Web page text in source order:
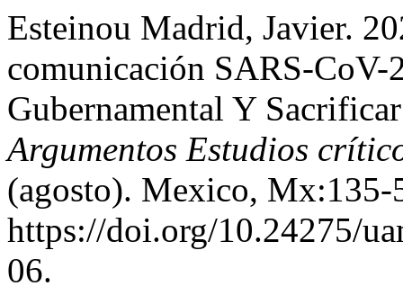
Esteinou Madrid, Javier.
comunicación SARS-CoV-
Gubernamental Y
Argumentos Estudios
(agosto). Mexico, Mx:135-
https://doi.org/10.24275/
06.